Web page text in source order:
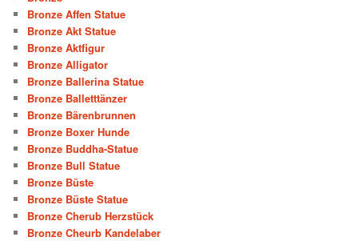
Bronze Affen Statue
Bronze Akt Statue
Bronze Aktfigur
Bronze Alligator
Bronze Ballerina Statue
Bronze Balletttänzer
Bronze Bärenbrunnen
Bronze Boxer Hunde
Bronze Buddha-Statue
Bronze Bull Statue
Bronze Büste
Bronze Büste Statue
Bronze Cherub Herzstück
Bronze Cheurb Kandelaber